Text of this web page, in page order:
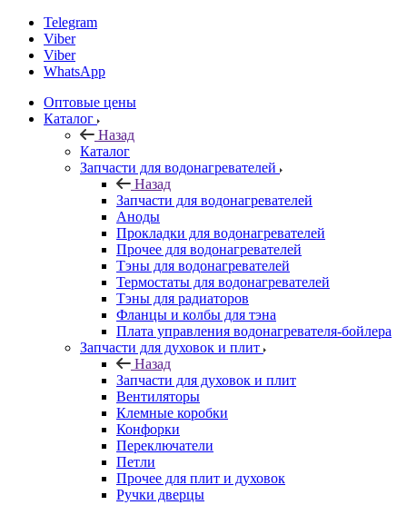
Telegram
Viber
Viber
WhatsApp
Оптовые цены
Каталог
Назад
Каталог
Запчасти для водонагревателей
Назад
Запчасти для водонагревателей
Аноды
Прокладки для водонагревателей
Прочее для водонагревателей
Тэны для водонагревателей
Термостаты для водонагревателей
Тэны для радиаторов
Фланцы и колбы для тэна
Плата управления водонагревателя-бойлера
Запчасти для духовок и плит
Назад
Запчасти для духовок и плит
Вентиляторы
Клемные коробки
Конфорки
Переключатели
Петли
Прочее для плит и духовок
Ручки дверцы